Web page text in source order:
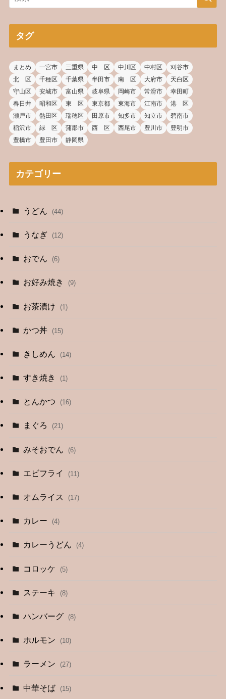
タグ
まとめ 一宮市 三重県 中 区 中川区 中村区
刈谷市
北 区
千種区 千葉県 半田市 南 区 大府市
天白区
守山区
安城市 富山県 岐阜県 岡崎市 常滑市
幸田町
春日井
昭和区 東 区 東京都 東海市 江南市
港 区
瀬戸市
熱田区 瑞穂区 田原市 知多市 知立市
碧南市
稲沢市
緑 区 蒲郡市 西 区 西尾市 豊川市
豊明市
豊橋市
豊田市 静岡県
カテゴリー
うどん (44)
うなぎ (12)
おでん (6)
お好み焼き (9)
お茶漬け (1)
かつ丼 (15)
きしめん (14)
すき焼き (1)
とんかつ (16)
まぐろ (21)
みそおでん (6)
エビフライ (11)
オムライス (17)
カレー (4)
カレーうどん (4)
コロッケ (5)
ステーキ (8)
ハンバーグ (8)
ホルモン (10)
ラーメン (27)
中華そば (15)